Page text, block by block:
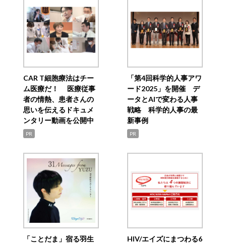
CAR T細胞療法はチー
ム医療だ！ 医療従事
者の情熱、患者さんの
思いを伝えるドキュメ
ンタリー動画を公開中
PR
「第4回科学的人事アワ
ード2025」を開催 デ
ータとAIで変わる人事
戦略 科学的人事の最
新事例
PR
「ことだま」宿る羽生
HIV/エイズにまつわる6